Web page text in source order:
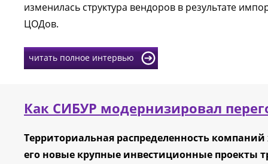
изменилась структура вендоров в результате
ЦОДов.
читать полное интервью
Как СИБУР модернизировал
Территориальная распределенность
его новые крупные инвестиционные проекты